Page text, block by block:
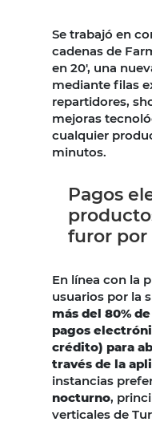
Se trabajó en
cadenas de
en 20′, una
mediante filas
repartidores,
mejoras
cualquier
minutos.
Pagos
furor por
En línea con la
usuarios por la
más del 80%
pagos
crédito) para
través de la
instancias
nocturno,
verticales de